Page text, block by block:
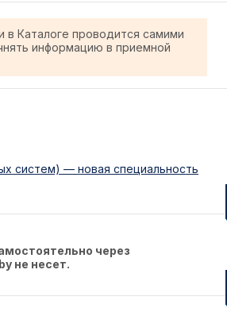
Каталоге проводится самими
информацию в приемной
систем) — новая специальность
через
не несет.